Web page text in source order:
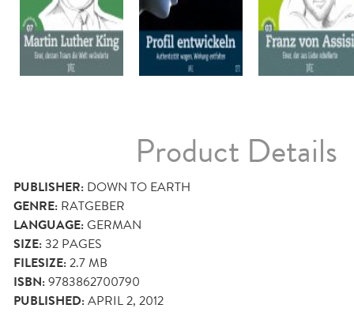
Product Details
PUBLISHER: DOWN TO EARTH
GENRE: RATGEBER
LANGUAGE:GERMAN
SIZE:32 PAGES
FILESIZE:2.7 MB
ISBN:9783862700790
PUBLISHED:APRIL 2, 2012